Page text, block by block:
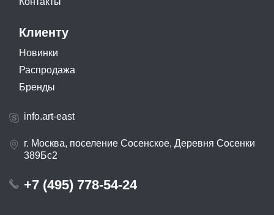
Клиенту
Новинки
Распродажа
Бренды
info.art-east
г. Москва, поселение Сосенское, Деревня Сосенки
389Бс2
+7 (495) 778-54-24